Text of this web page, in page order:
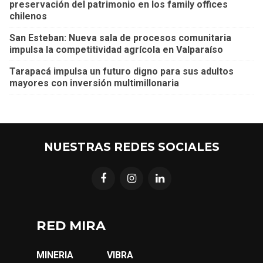
preservación del patrimonio en los family offices
chilenos
San Esteban: Nueva sala de procesos comunitaria
impulsa la competitividad agrícola en Valparaíso
Tarapacá impulsa un futuro digno para sus adultos
mayores con inversión multimillonaria
NUESTRAS REDES SOCIALES
RED MIRA
MINERIA VIBRA